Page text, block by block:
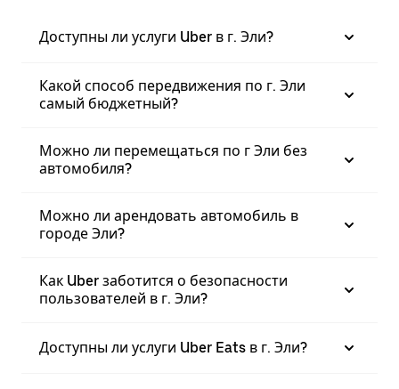
Доступны ли услуги Uber в г. Эли?
Какой способ передвижения по г. Эли
самый бюджетный?
Можно ли перемещаться по г Эли без
автомобиля?
Можно ли арендовать автомобиль в
городе Эли?
Как Uber заботится о безопасности
пользователей в г. Эли?
Доступны ли услуги Uber Eats в г. Эли?